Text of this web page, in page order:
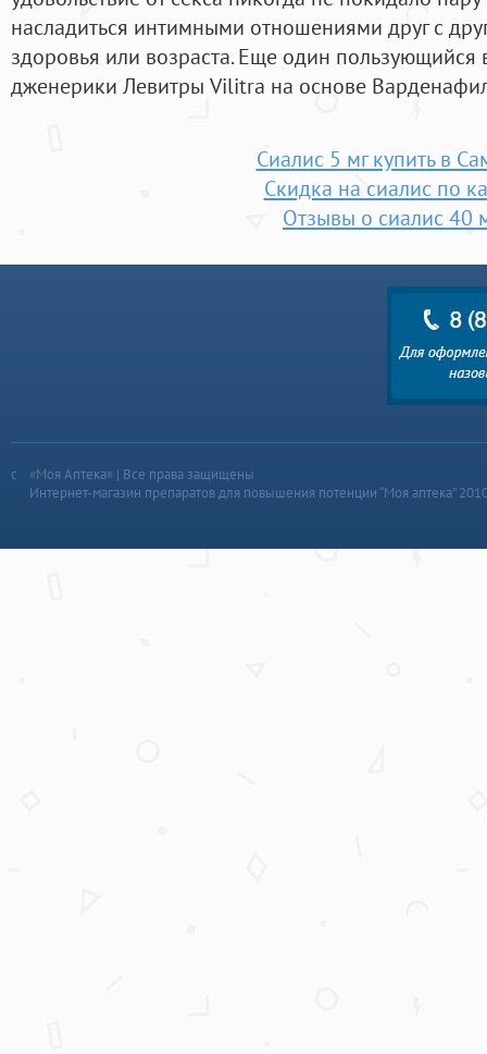
насладиться интимными отношениями друг с
здоровья или возраста. Еще один
дженерики Левитры Vilitra на основе
Сиалис 5 мг купить в
Скидка на сиалис по
Отзывы о сиалис 40
«Моя Аптека» | Все права защищены
Интернет-магазин препаратов для повышения потенции “Моя аптека”